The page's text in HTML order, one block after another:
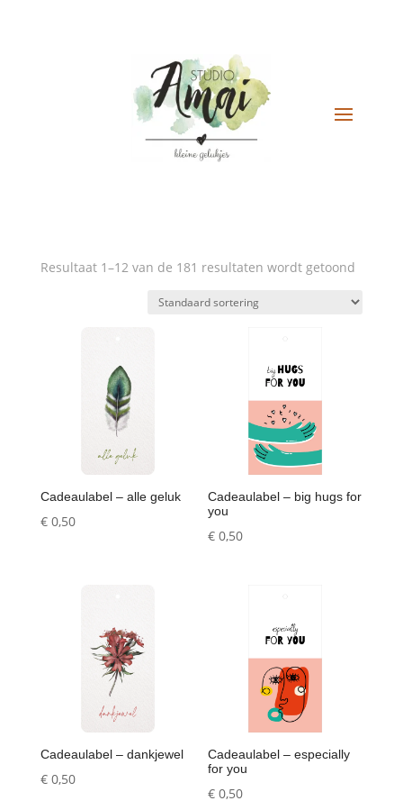
Resultaat 1–12 van de 181 resultaten wordt getoond
Cadeaulabel – alle geluk
€0,50
Cadeaulabel – big hugs for
you
€ 0,50
Cadeaulabel – dankjewel
€0,50
Cadeaulabel – especially
for you
€ 0,50